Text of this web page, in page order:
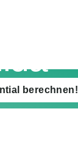
berechnen!